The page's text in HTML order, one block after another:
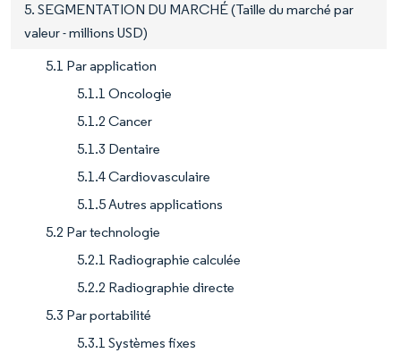
5. SEGMENTATION DU MARCHÉ (Taille du marché par
valeur - millions USD)
5.1 Par application
5.1.1 Oncologie
5.1.2 Cancer
5.1.3 Dentaire
5.1.4 Cardiovasculaire
5.1.5 Autres applications
5.2 Par technologie
5.2.1 Radiographie calculée
5.2.2 Radiographie directe
5.3 Par portabilité
5.3.1 Systèmes fixes